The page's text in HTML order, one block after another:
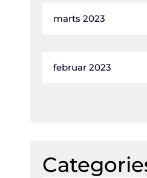
marts 2023
februar 2023